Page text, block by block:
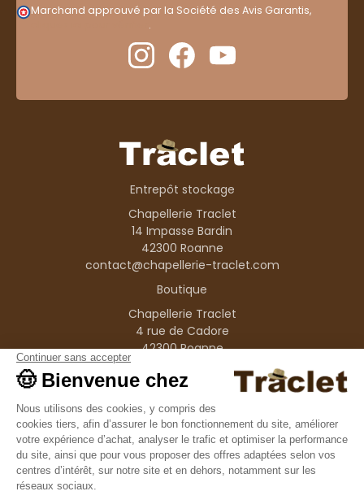
Marchand approuvé par la Société des Avis Garantis,
.
Entrepôt stockage
Chapellerie Traclet
14 Impasse Bardin
42300 Roanne
contact@chapellerie-traclet.com
Boutique
Chapellerie Traclet
4 rue de Cadore
42300 Roanne
Produits
Nos marques